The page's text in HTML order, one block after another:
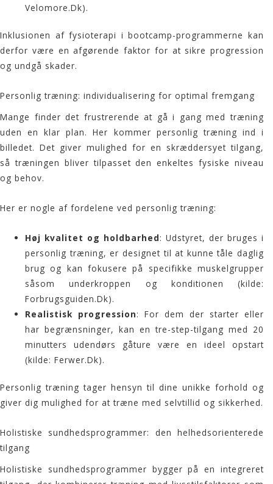
Velomore.Dk).
Inklusionen af fysioterapi ibootcamp-programmerne kan
derfor være en afgørende faktor for at sikre progression
og undgå skader.
Personlig træning: individualisering for optimal fremgang
Mange finder det frustrerende at gå i gang med træning
uden en klar plan. Her kommer personlig træning ind i
billedet. Det giver mulighed for en skræddersyet tilgang,
så træningen bliver tilpasset den enkeltes fysiske niveau
og behov.
Her er nogle af fordelene ved personlig træning:
Høj kvalitet og holdbarhed: Udstyret, der bruges i
personlig træning, er designet til at kunne tåle daglig
brug og kan fokusere på specifikke muskelgrupper
såsom underkroppen og konditionen (kilde:
Forbrugsguiden.Dk).
Realistisk progression: For dem der starter eller
har begrænsninger, kan en tre-step-tilgang med 20
minutters udendørs gåture være en ideel opstart
(kilde:Ferwer.Dk).
Personlig træning tager hensyn til dine unikke forhold og
giver dig mulighed for at træne med selvtillid og sikkerhed.
Holistiske sundhedsprogrammer: den helhedsorienterede
tilgang
Holistiske sundhedsprogrammer bygger på en integreret